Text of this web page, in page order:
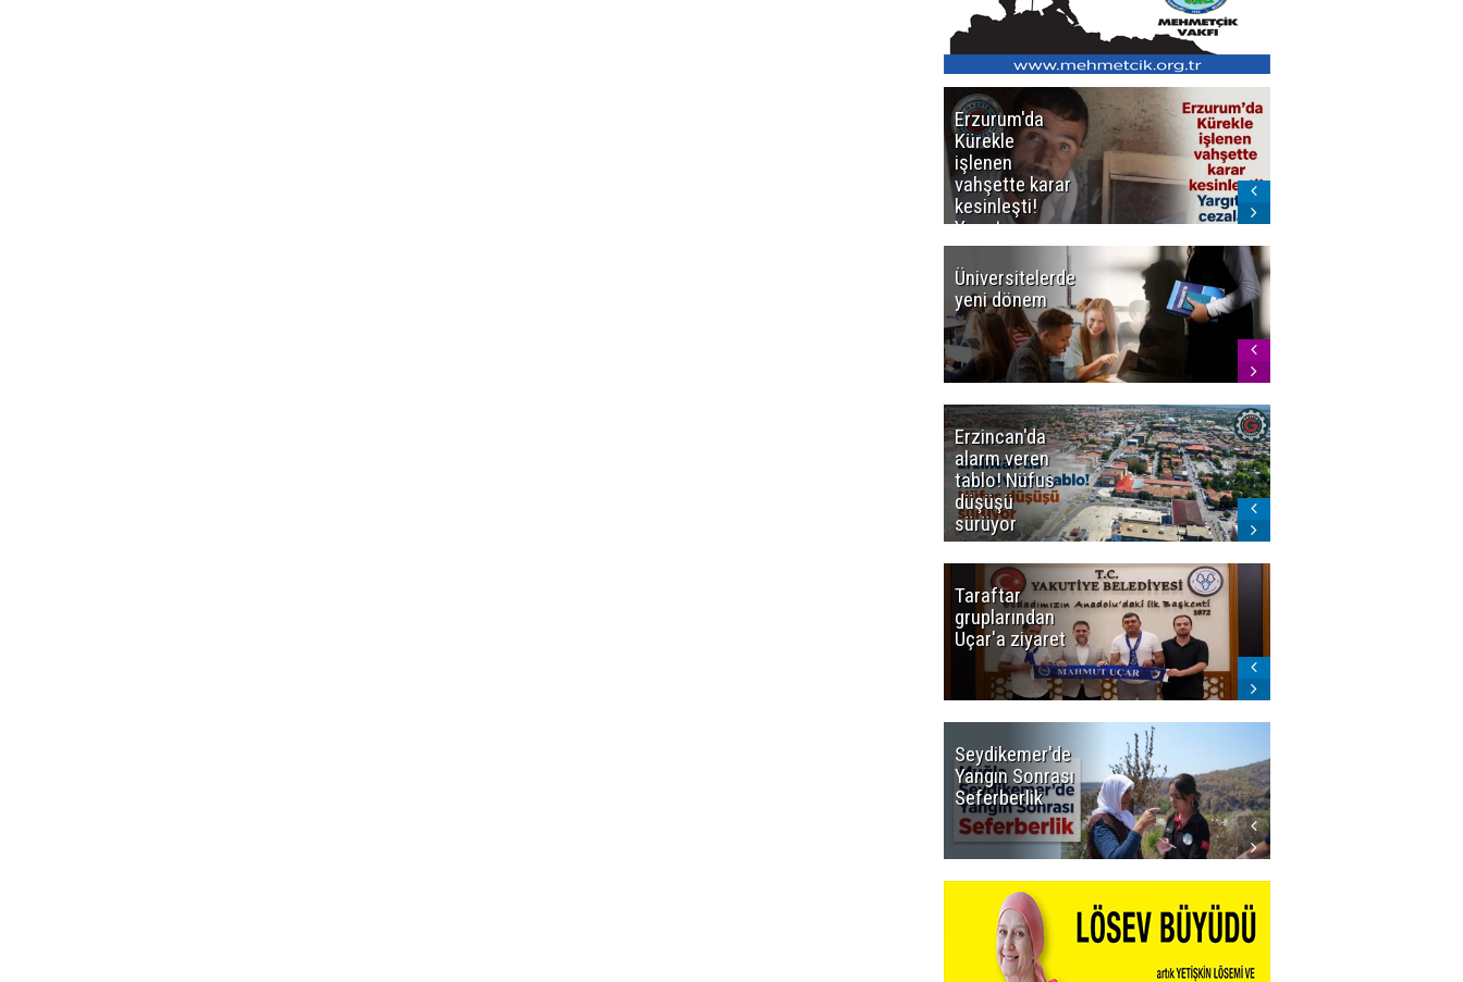
Erzurum'da
Kürekle
işlenen
vahşette karar
kesinleşti!
Yargıtay
cezaları onadı
Üniversitelerde
yeni dönem
Erzincan'da
alarm veren
tablo! Nüfus
düşüşü
sürüyor
Taraftar
gruplarından
Uçar'a ziyaret
Seydikemer'de
Yangın Sonrası
Seferberlik